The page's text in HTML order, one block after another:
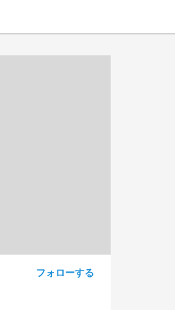
フォローする